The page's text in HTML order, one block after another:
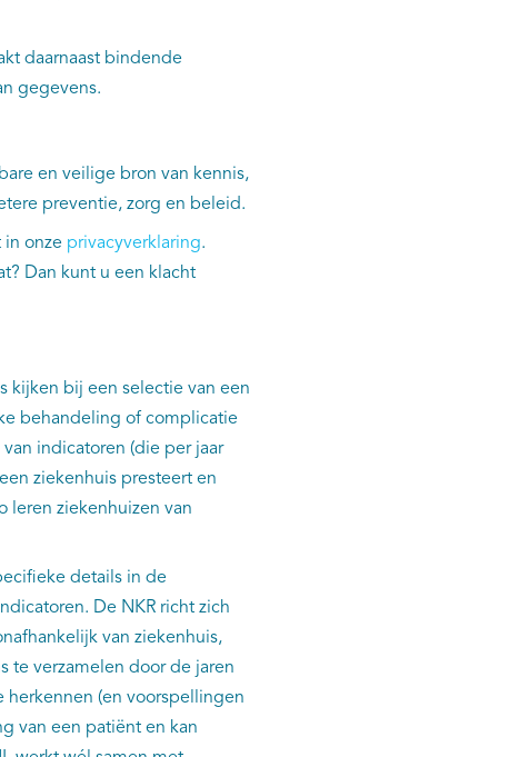
daarnaast bindende
gegevens.
en veilige bron van kennis,
preventie, zorg en beleid.
in onze privacyverklaring.
Dan kunt u een klacht
kijken bij een selectie van een
behandeling of complicatie
indicatoren (die per jaar
ziekenhuis presteert en
leren ziekenhuizen van
details in de
De NKR richt zich
van ziekenhuis,
te verzamelen door de jaren
herkennen (en voorspellingen
van een patiënt en kan